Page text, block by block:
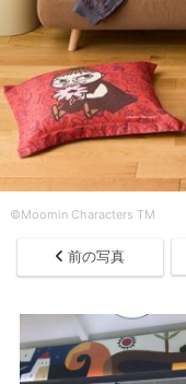
©Moomin Characters TM
前の写真